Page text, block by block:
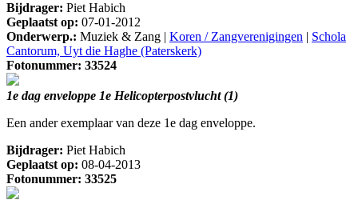
Bijdrager: Piet Habich
Geplaatst op: 07-01-2012
Onderwerp.: Muziek & Zang | Koren / Zangverenigingen | Schola
Cantorum, Uyt die Haghe (Paterskerk)
Fotonummer: 33524
1e dag enveloppe 1e Helicopterpostvlucht (1)
Een ander exemplaar van deze 1e dag enveloppe.
Bijdrager: Piet Habich
Geplaatst op: 08-04-2013
Fotonummer: 33525